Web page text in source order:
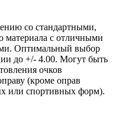
со стандартными,
материала с отличными
Оптимальный выбор
до +/- 4.00. Могут быть
очков
(кроме оправ
или спортивных форм).